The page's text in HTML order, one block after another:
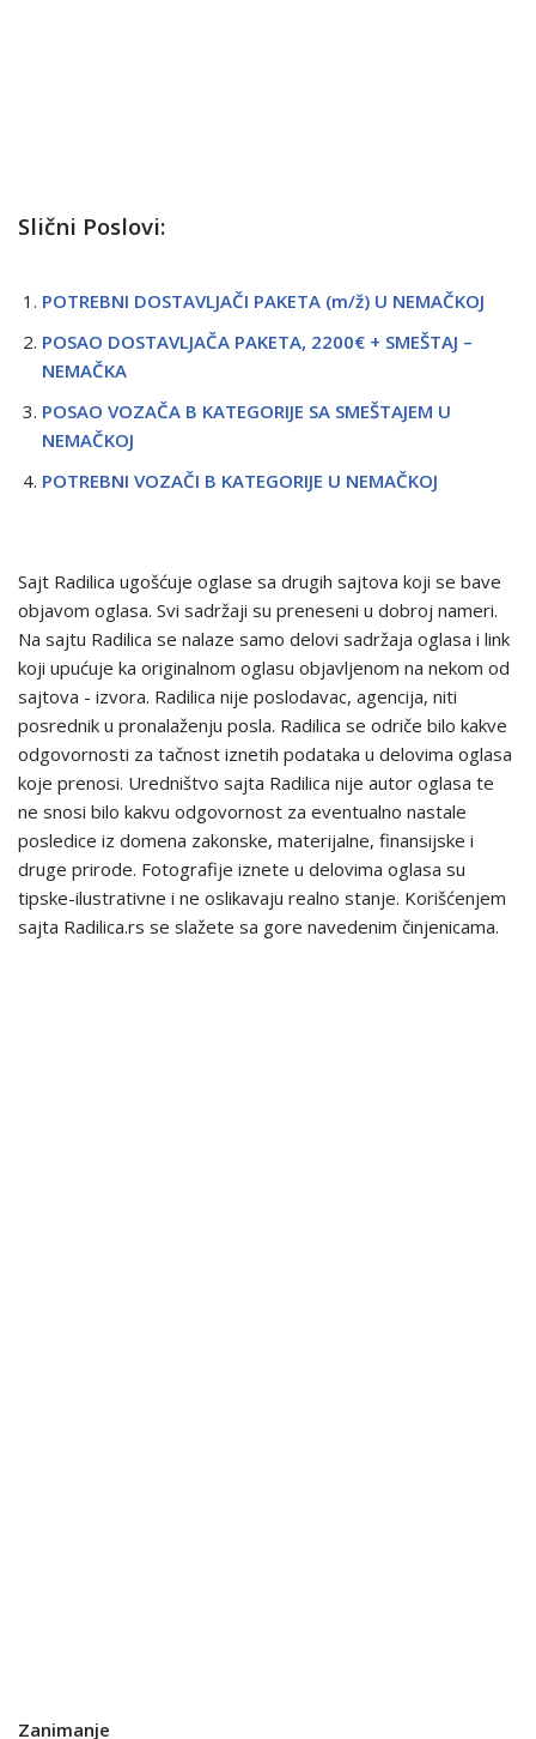
Slični Poslovi:
POTREBNI DOSTAVLJAČI PAKETA (m/ž) U NEMAČKOJ
POSAO DOSTAVLJAČA PAKETA, 2200€ + SMEŠTAJ –
NEMAČKA
POSAO VOZAČA B KATEGORIJE SA SMEŠTAJEM U
NEMAČKOJ
POTREBNI VOZAČI B KATEGORIJE U NEMAČKOJ
Sajt Radilica ugošćuje oglase sa drugih sajtova koji se bave
objavom oglasa. Svi sadržaji su preneseni u dobroj nameri.
Na sajtu Radilica se nalaze samo delovi sadržaja oglasa i link
koji upućuje ka originalnom oglasu objavljenom na nekom od
sajtova - izvora. Radilica nije poslodavac, agencija, niti
posrednik u pronalaženju posla. Radilica se odriče bilo kakve
odgovornosti za tačnost iznetih podataka u delovima oglasa
koje prenosi. Uredništvo sajta Radilica nije autor oglasa te
ne snosi bilo kakvu odgovornost za eventualno nastale
posledice iz domena zakonske, materijalne, finansijske i
druge prirode. Fotografije iznete u delovima oglasa su
tipske-ilustrativne i ne oslikavaju realno stanje. Korišćenjem
sajta Radilica.rs se slažete sa gore navedenim činjenicama.
Zanimanje